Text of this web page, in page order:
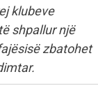
klubeve
shpallur një
zbatohet